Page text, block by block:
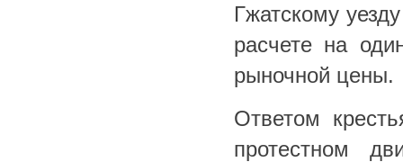
Гжатскому
расчете на
рыночной цены.
Ответом
протестном